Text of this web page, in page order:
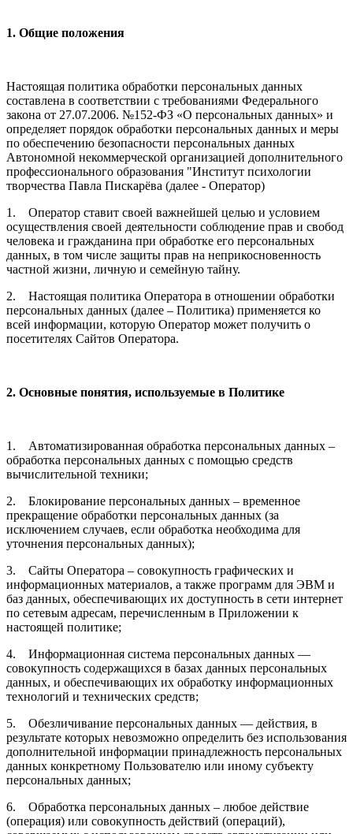
1. Общие положения
Настоящая политика обработки персональных данных
составлена в соответствии с требованиями Федерального
закона от 27.07.2006. №152-ФЗ «О персональных данных» и
определяет порядок обработки персональных данных и меры
по обеспечению безопасности персональных данных
Автономной некоммерческой организацией дополнительного
профессионального образования "Институт психологии
творчества Павла Пискарёва (далее - Оператор)
1. Оператор ставит своей важнейшей целью и условием
осуществления своей деятельности соблюдение прав и свобод
человека и гражданина при обработке его персональных
данных, в том числе защиты прав на неприкосновенность
частной жизни, личную и семейную тайну.
2. Настоящая политика Оператора в отношении обработки
персональных данных (далее – Политика) применяется ко
всей информации, которую Оператор может получить о
посетителях Сайтов Оператора.
2. Основные понятия, используемые в Политике
1. Автоматизированная обработка персональных данных –
обработка персональных данных с помощью средств
вычислительной техники;
2. Блокирование персональных данных – временное
прекращение обработки персональных данных (за
исключением случаев, если обработка необходима для
уточнения персональных данных);
3. Сайты Оператора – совокупность графических и
информационных материалов, а также программ для ЭВМ и
баз данных, обеспечивающих их доступность в сети интернет
по сетевым адресам, перечисленным в Приложении к
настоящей политике;
4. Информационная система персональных данных —
совокупность содержащихся в базах данных персональных
данных, и обеспечивающих их обработку информационных
технологий и технических средств;
5. Обезличивание персональных данных — действия, в
результате которых невозможно определить без использования
дополнительной информации принадлежность персональных
данных конкретному Пользователю или иному субъекту
персональных данных;
6. Обработка персональных данных – любое действие
(операция) или совокупность действий (операций),